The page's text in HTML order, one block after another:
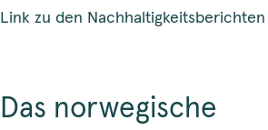
Link zu den Nachhaltigkeitsberichten
Das norwegische